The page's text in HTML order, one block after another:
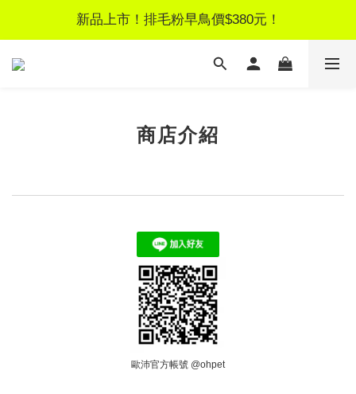
新品上市！排毛粉早鳥價$380元！
新品上市！排毛粉早鳥價$380元！
新客獨享！註冊領$100元優惠券
新品上市！排毛粉早鳥價$380元！
商店介紹
歐沛官方帳號 @ohpet